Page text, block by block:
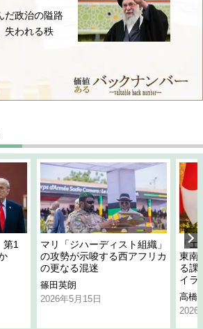
だ政治の隘路
失われる秩
1
マリ「ジハーディスト組織」
の攻勢が示唆する西アフリカ
の更なる混迷
篠田英朗
2026年5月15日
「
東南
る課
イラ
高橋
2026